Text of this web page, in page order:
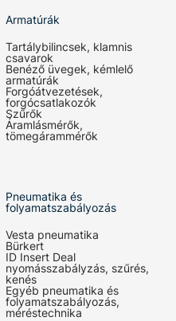
Armatúrák
Tartálybilincsek, klamnis
csavarok
Benéző üvegek, kémlelő
armatúrák
Forgóátvezetések,
forgócsatlakozók
Szűrők
Áramlásmérők,
tömegárammérők
Pneumatika és
folyamatszabályozás
Vesta pneumatika
Bürkert
ID Insert Deal
nyomásszabályzás, szűrés,
kenés
Egyéb pneumatika és
folyamatszabályozás,
méréstechnika